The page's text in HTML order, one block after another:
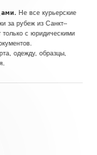
Не все курьерские
за рубеж из Санкт–
только с юридическими
одежду, образцы,